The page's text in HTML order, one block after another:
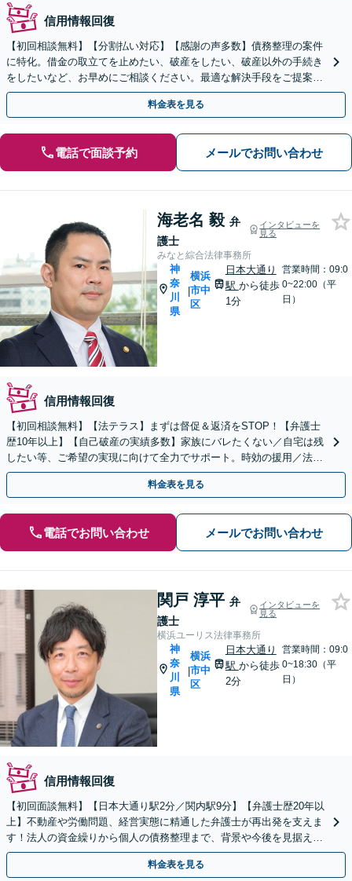
信用情報回復
【初回相談無料】【分割払い対応】【感謝の声多数】債務整理の案件
に特化。借金の取立てを止めたい、破産をしたい、破産以外の手続き
をしたいなど、お早めにご相談ください。最適な解決手段をご提案
し、迅速な解決に向けてサポートいたします。
料金表を見る
電話で面談予約 メールでお問い合わせ
海老名 毅 弁
護士
インタビューを
見る
みなと綜合法律事務所
神
奈
川
県
|
横浜
市中
区
日本大通り
駅 から徒歩
1分
営業時間：09:0
0~22:00（平
日）
信用情報回復
【初回相談無料】【法テラス】まずは督促＆返済をSTOP！【弁護士
歴10年以上】【自己破産の実績多数】家族にバレたくない／自宅は残
したい等、ご希望の実現に向けて全力でサポート。時効の援用／法人
破産にも対応【完全個室】【日本大通り駅2分】
料金表を見る
電話でお問い合わせ メールでお問い合わせ
関戸 淳平 弁
護士
インタビューを
見る
横浜ユーリス法律事務所
神
奈
川
県
|
横浜
市中
区
日本大通り
駅 から徒歩
2分
営業時間：09:0
0~18:30（平
日）
信用情報回復
【初回面談無料】【日本大通り駅2分／関内駅9分】【弁護士歴20年以
上】不動産や労働問題、経営実態に精通した弁護士が再出発を支えま
す！法人の資金繰りから個人の債務整理まで、背景や今後を見据えた
最適な解決策をご提案します【夜間や休日相談可】
料金表を見る